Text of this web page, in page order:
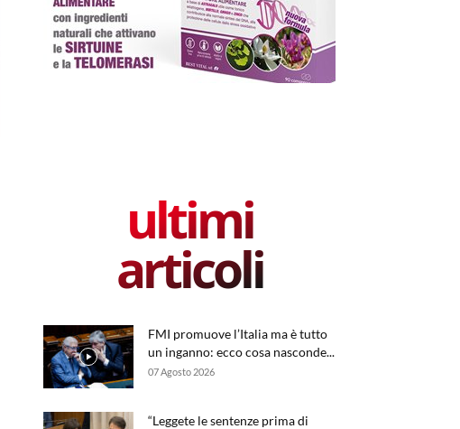
ultimi
articoli
FMI promuove l’Italia ma è tutto
un inganno: ecco cosa nasconde...
07 Agosto 2026
“Leggete le sentenze prima di